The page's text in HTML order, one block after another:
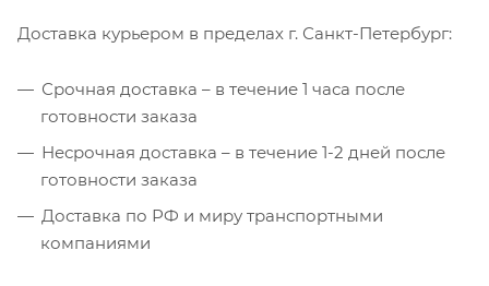
Доставка курьером в пределах г. Санкт-Петербург:
Срочная доставка – в течение 1 часа после
готовности заказа
Несрочная доставка – в течение 1-2 дней после
готовности заказа
Доставка по РФ и миру транспортными
компаниями